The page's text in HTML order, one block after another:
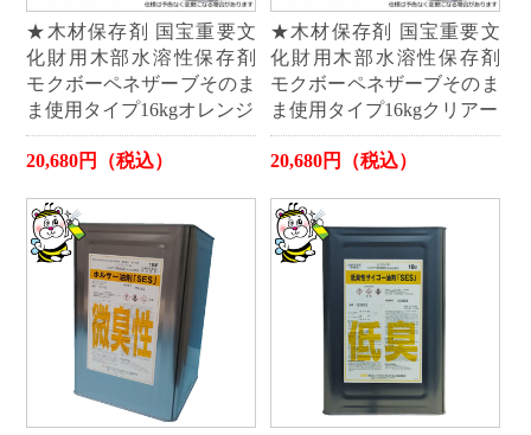
★木材保存剤 国宝重要文
化財用木部水溶性保存剤
モクボーペネザーブそのま
ま使用タイプ16kgオレンジ
20,680円（税込）
★木材保存剤 国宝重要文
化財用木部水溶性保存剤
モクボーペネザーブそのま
ま使用タイプ16kgクリアー
20,680円（税込）